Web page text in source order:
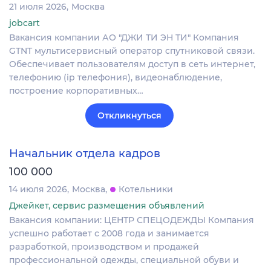
21 июля 2026 Москва
jobcart
Вакансия компании АО "ДЖИ ТИ ЭН ТИ" Компания
GTNT мультисервисный оператор спутниковой связи.
Обеспечивает пользователям доступ в сеть интернет,
телефонию (ip телефония), видеонаблюдение,
построение корпоративных…
Откликнуться
Начальник отдела кадров
100 000
14 июля 2026 Москва
Котельники
Джейкет, сервис размещения объявлений
Вакансия компании: ЦЕНТР СПЕЦОДЕЖДЫ Компания
успешно работает с 2008 года и занимается
разработкой, производством и продажей
профессиональной одежды, специальной обуви и